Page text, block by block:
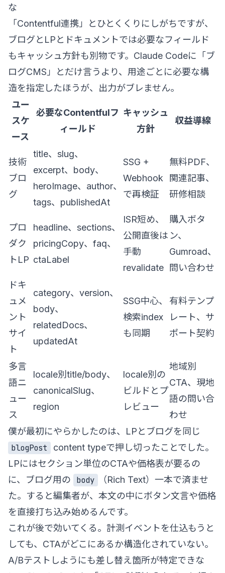
な
「Contentful連携」とひとくくりにしがちですが、
ブログとLPとドキュメントでは必要なフィールド
もキャッシュ方針も別物です。Claude Codeに「ブ
ログCMS」とだけ言うより、用途ごとに必要な構
造を指定したほうが、出力がブレません。
ユー
スケ
ース
必要なContentfulフ
ィールド
キャッシュ
方針
収益導線
技術
ブロ
グ
title、slug、
excerpt、body、
heroImage、author、
tags、publishedAt
SSG +
Webhook
で再検証
無料PDF、
関連記事、
研修相談
プロ
ダク
トLP
headline、sections、
pricingCopy、faq、
ctaLabel
ISR短め、
公開直後は
手動
revalidate
購入ボタ
ン、
Gumroad、
問い合わせ
ドキ
ュメ
ント
サイ
ト
category、version、
body、
relatedDocs、
updatedAt
SSG中心、
検索index
も同期
有料テンプ
レート、サ
ポート契約
多言
語ニ
ュー
ス
locale別title/body、
canonicalSlug、
region
locale別の
ビルドとプ
レビュー
地域別
CTA、現地
語の問い合
わせ
僕が最初にやらかしたのは、LPとブログを同じ
blogPost
content typeで押し切ったことでした。
LPにはセクション単位のCTAや価格表が要るの
に、ブログ用の
body
（Rich Text）一本で済ませ
た。すると編集者が、本文の中にボタン文言や価格
を直接打ち込み始めるんです。
これが後で効いてくる。計測イベントを仕込もうと
しても、CTAがどこにあるか構造化されていない。
A/Bテストしようにも差し替え箇所が特定できな